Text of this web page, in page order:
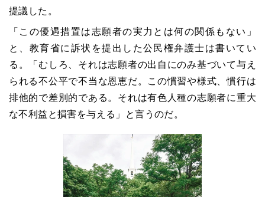
提議した。
「この優遇措置は志願者の実力とは何の関係もない」
と、教育省に訴状を提出した公民権弁護士は書いてい
る。「むしろ、それは志願者の出自にのみ基づいて与え
られる不公平で不当な恩恵だ。この慣習や様式、慣行は
排他的で差別的である。それは有色人種の志願者に重大
な不利益と損害を与える」と言うのだ。